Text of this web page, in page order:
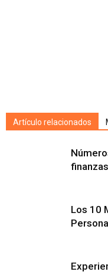
Artículo relacionados
Los 10